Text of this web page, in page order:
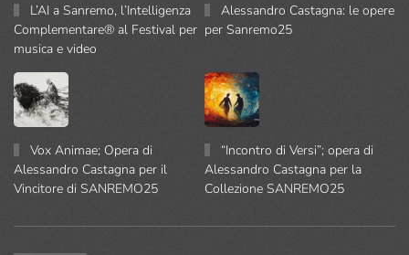
L’AI a Sanremo, l’Intelligenza
Complementare® al Festival per
musica e video
Alessandro Castagna: le opere
per Sanremo25
Vox Animae; Opera di
Alessandro Castagna per il
Vincitore di SANREMO25
“Incontro di Versi”; opera di
Alessandro Castagna per la
Collezione SANREMO25